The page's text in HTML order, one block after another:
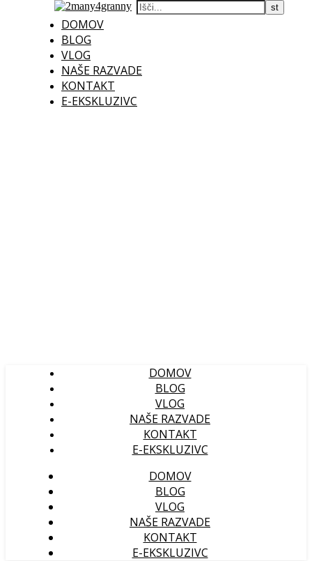
DOMOV
BLOG
VLOG
NAŠE RAZVADE
KONTAKT
E-EKSKLUZIVC
DOMOV
BLOG
VLOG
NAŠE RAZVADE
KONTAKT
E-EKSKLUZIVC
DOMOV
BLOG
VLOG
NAŠE RAZVADE
KONTAKT
E-EKSKLUZIVC